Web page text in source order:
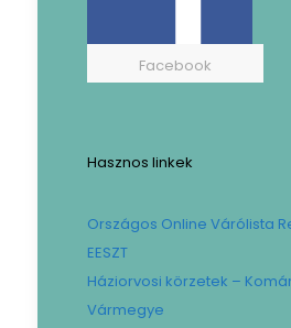
Facebook
Hasznos linkek
Országos Online Várólista
EESZT
Háziorvosi körzetek –
Vármegye